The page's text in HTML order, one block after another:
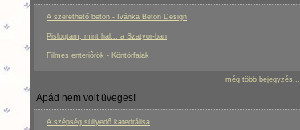
A szerethető beton - Ivánka Beton Design
Pislogtam, mint hal... a Szatyor-ban
Filmes enteriôrök - Köntörfalak
még több bejegyzés...
Apád nem volt üveges!
A szépség süllyedő katedrálisa